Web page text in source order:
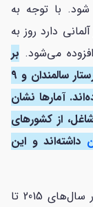
با توجه به
دارد روز به
می‌شود. بر
اساس آمار در سال 2020، حدود 15 درصد از پرستار سالمندان و 9
آمارها نشان
شاغل، از کشورهای
داشته‌اند و این
در نمودار زیر درصد پرستاران شاغل خارجی در سال‌های 2015 تا